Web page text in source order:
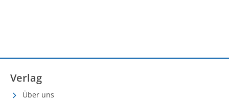
Verlag
Über uns